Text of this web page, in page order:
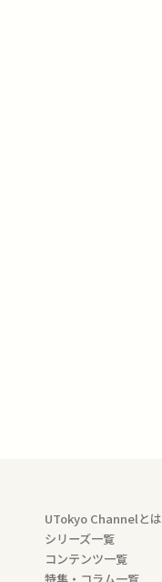
UTokyo Channelとは
シリーズ一覧
コンテンツ一覧
特集・コラム一覧